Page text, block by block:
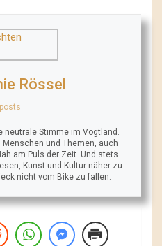
Rössel
Stimme im Vogtland.
und Themen, auch
am Puls der Zeit. Und stets
Kunst und Kultur näher zu
nicht vom Bike zu fallen.